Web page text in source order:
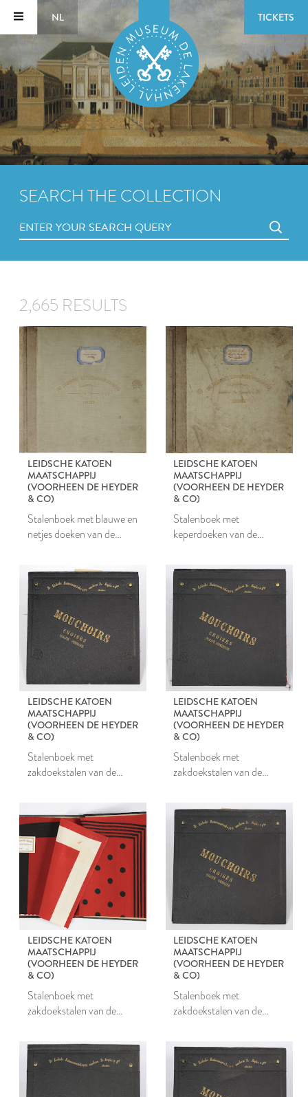
NL TICKETS
SEARCH THE COLLECTION
2,665 RESULTS
LEIDSCHE KATOEN
MAATSCHAPPIJ
(VOORHEEN DE HEYDER
& CO)
Stalenboek met blauwe en
netjes doeken van de
LEIDSCHE KATOEN
MAATSCHAPPIJ
(VOORHEEN DE HEYDER
& CO)
Stalenboek met
keperdoeken van de
Maatschappij
LEIDSCHE KATOEN
MAATSCHAPPIJ
(VOORHEEN DE HEYDER
& CO)
Stalenboek met
zakdoekstalen van de
LEIDSCHE KATOEN
MAATSCHAPPIJ
(VOORHEEN DE HEYDER
& CO)
Stalenboek met
zakdoekstalen van de
LEIDSCHE KATOEN
MAATSCHAPPIJ
(VOORHEEN DE HEYDER
& CO)
Stalenboek met
zakdoekstalen van de
Maatschappij
LEIDSCHE KATOEN
MAATSCHAPPIJ
(VOORHEEN DE HEYDER
& CO)
Stalenboek met
zakdoekstalen van de